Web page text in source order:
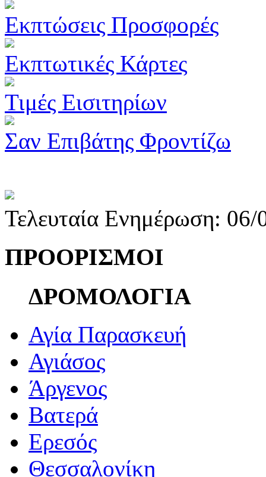
Εκπτώσεις Προσφορές
Εκπτωτικές Κάρτες
Τιμές Εισιτηρίων
Σαν Επιβάτης Φροντίζω
Τελευταία Ενημέρωση:
ΠΡΟΟΡΙΣΜΟΙ
ΔΡΟΜΟΛΟΓΙΑ
Αγία Παρασκευή
Αγιάσος
Άργενος
Βατερά
Ερεσός
Θεσσαλονίκη